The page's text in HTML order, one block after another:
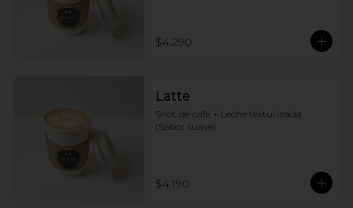
$4.290
Latte
Shot de café + Leche texturizada
(Sabor suave)
$4.190